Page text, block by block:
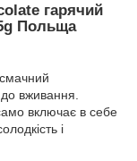
гарячий
Польща
вживання.
включає в себе
і